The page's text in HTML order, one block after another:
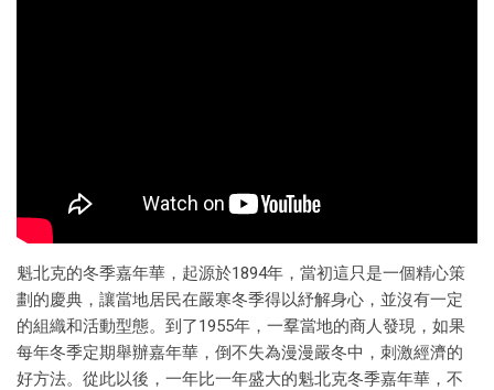
魁北克的冬季嘉年華，起源於1894年，當初這只是一個精心策
劃的慶典，讓當地居民在嚴寒冬季得以紓解身心，並沒有一定
的組織和活動型態。到了1955年，一羣當地的商人發現，如果
每年冬季定期舉辦嘉年華，倒不失為漫漫嚴冬中，刺激經濟的
好方法。從此以後，一年比一年盛大的魁北克冬季嘉年華，不